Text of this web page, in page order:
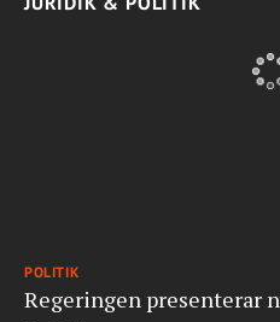
POLITIK
Regeringen presenterar